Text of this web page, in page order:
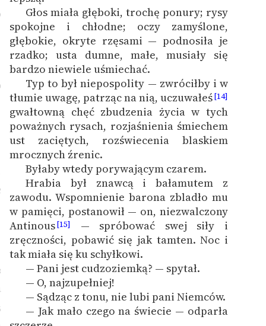
Głos miała głęboki, trochę ponury; rysy
spokojne i chłodne; oczy zamyślone,
głębokie, okryte rzęsami — podnosiła je
rzadko; usta dumne, małe, musiały się
bardzo niewiele uśmiechać.
Typ to był niepospolity — zwróciłby i w
tłumie uwagę, patrząc na nią, uczuwałeś[14]
gwałtowną chęć zbudzenia życia w tych
poważnych rysach, rozjaśnienia śmiechem
ust zaciętych, rozświecenia blaskiem
mrocznych źrenic.
Byłaby wtedy porywającym czarem.
Hrabia był znawcą i bałamutem z
zawodu. Wspomnienie barona zbladło mu
w pamięci, postanowił — on, niezwalczony
Antinous[15]
— spróbować swej siły i
zręczności, pobawić się jak tamten. Noc i
tak miała się ku schyłkowi.
— Pani jest cudzoziemką? — spytał.
— O, najzupełniej!
— Sądząc z tonu, nie lubi pani Niemców.
— Jak mało czego na świecie — odparła